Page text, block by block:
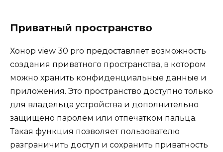
Приватный пространство
Хонор view 30 pro предоставляет возможность
создания приватного пространства, в котором
можно хранить конфиденциальные данные и
приложения. Это пространство доступно только
для владельца устройства и дополнительно
защищено паролем или отпечатком пальца.
Такая функция позволяет пользователю
разграничить доступ и сохранить приватность